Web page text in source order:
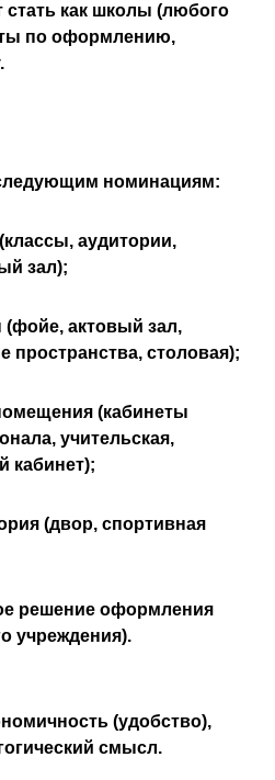
стать как школы (любого
по оформлению,
номинациям:
аудитории,
зал);
актовый зал,
столовая);
(кабинеты
учительская,
кабинет);
(двор, спортивная
решение оформления
учреждения).
(удобство),
смысл.